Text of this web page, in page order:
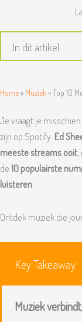
In dit artikel
Home» Muziek»Top 10
Je vraagt je
zijn op Spotify. Ed
meeste streams ooit,
de10 populairste
luisteren.
Ontdek muziek die
Key Takeaway
Muziek